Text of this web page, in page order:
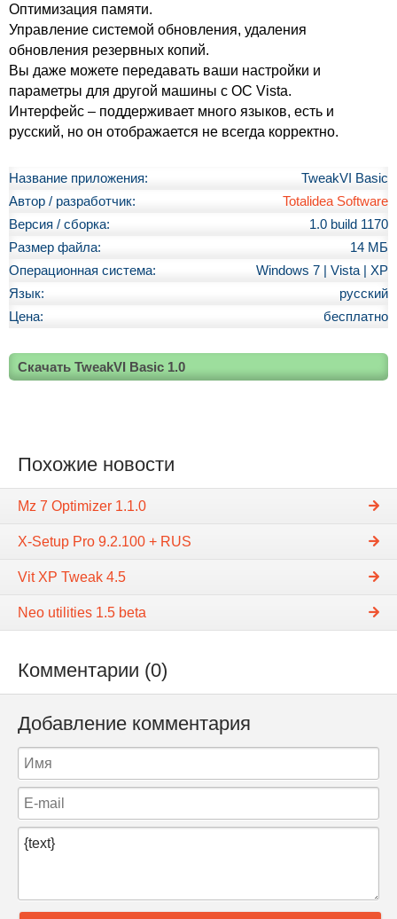
Оптимизация памяти.
Управление системой обновления, удаления
обновления резервных копий.
Вы даже можете передавать ваши настройки и
параметры для другой машины с ОС Vista.
Интерфейс – поддерживает много языков, есть и
русский, но он отображается не всегда корректно.
Название приложения:
TweakVI Basic
Автор / разработчик:
Totalidea Software
Версия / сборка:
1.0 build 1170
Размер файла:
14 МБ
Операционная система:
Windows 7 | Vista | XP
Язык:
русский
Цена:
бесплатно
Скачать TweakVI Basic 1.0
Похожие новости
Mz 7 Optimizer 1.1.0
X-Setup Pro 9.2.100 + RUS
Vit XP Tweak 4.5
Neo utilities 1.5 beta
Комментарии (0)
Добавление комментария